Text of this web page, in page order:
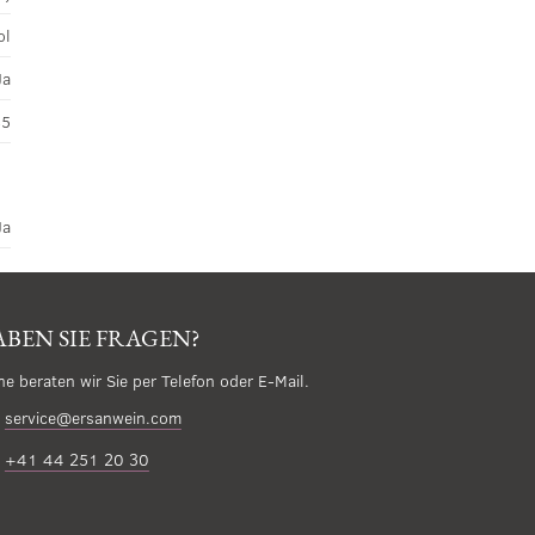
SIE FRAGEN?
beraten wir Sie per Telefon oder E-Mail.
service@ersanwein.com
+41 44 251 20 30